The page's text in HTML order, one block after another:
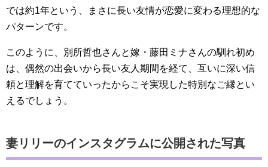
では約1年という、まさに長い友情が恋愛に変わる理想的な
パターンです。
このように、別所哲也さんと嫁・藤田ミナさんの馴れ初め
は、偶然の出会いから長い友人期間を経て、互いに深い信
頼と理解を育てていったからこそ実現した特別なご縁とい
えるでしょう。
妻リリーのインスタグラムに公開された写真